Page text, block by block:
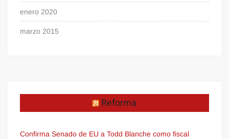
enero 2020
marzo 2015
Reforma
Confirma Senado de EU a Todd Blanche como fiscal